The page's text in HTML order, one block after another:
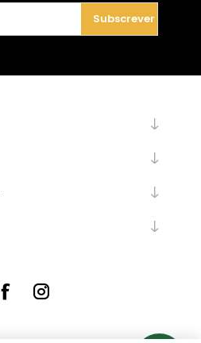
Subscrever